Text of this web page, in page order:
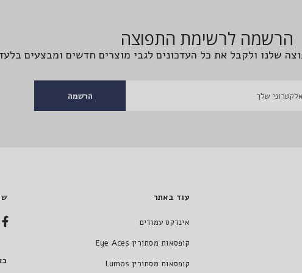
הרשמה לרשימת התפוצה
שלנו ולקבל את כל העדכונים לגבי מוצרים חדשים ומבצעים
הרשמה
עוד באתר
אינדקס עמודים
קופסאות מסתורין Eye Aces
קופסאות מסתורין Lumos